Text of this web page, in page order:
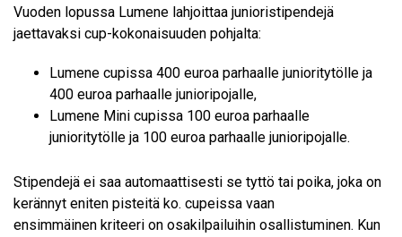
Vuoden lopussa Lumene lahjoittaa junioristipendejä
jaettavaksi cup-kokonaisuuden pohjalta:
Lumene cupissa 400 euroa parhaalle junioritytölle ja
400 euroa parhaalle junioripojalle,
Lumene Mini cupissa 100 euroa parhaalle
junioritytölle ja 100 euroa parhaalle junioripojalle.
Stipendejä ei saa automaattisesti se tyttö tai poika, joka on
kerännyt eniten pisteitä ko. cupeissa vaan
ensimmäinen kriteeri on osakilpailuihin osallistuminen. Kun